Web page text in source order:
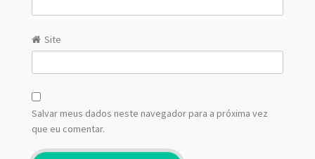
Site
Salvar meus dados neste navegador para a próxima vez
que eu comentar.